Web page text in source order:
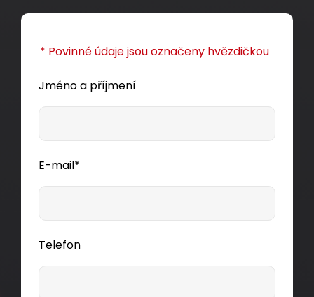
* Povinné údaje jsou označeny hvězdičkou
Jméno a příjmení
E-mail*
Telefon